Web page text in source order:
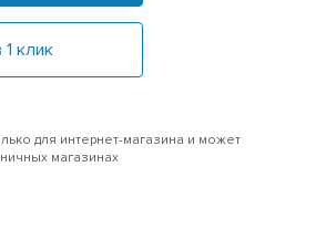
1 клик
для интернет-магазина и может
магазинах